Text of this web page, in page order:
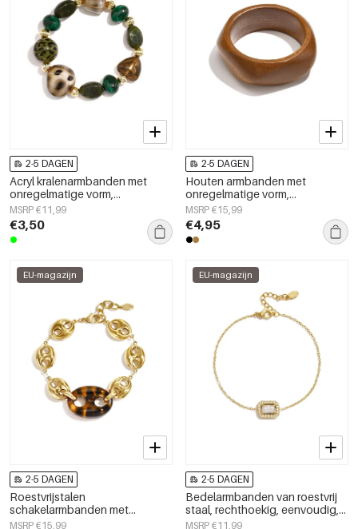
2-5 DAGEN
Acryl kralenarmbanden met
onregelmatige vorm,
eenvoudige, alledaagse serie,
damessieraden
MSRP €11,99
€3,50
2-5 DAGEN
Houten armbanden met
onregelmatige vorm,
eenvoudige, alledaagse serie,
damessieraden
MSRP €15,99
€4,95
EU-magazijn
2-5 DAGEN
Roestvrijstalen
schakelarmbanden met
geometrische vormen,
MSRP €15,99
EU-magazijn
2-5 DAGEN
Bedelarmbanden van roestvrij
staal, rechthoekig, eenvoudig,
geschikt voor dagelijks gebruik,
MSRP €11,99